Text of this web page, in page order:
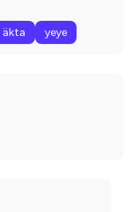
äkta yeye